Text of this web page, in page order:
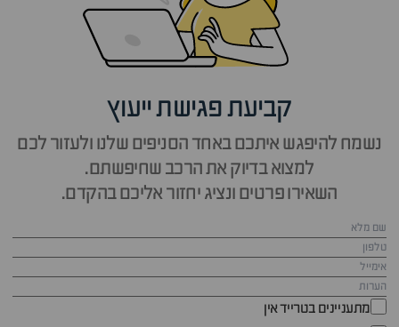
קביעת פגישת ייעוץ
נשמח להיפגש איתכם באחד הסניפים שלנו ולעזור לכם
למצוא בדיוק את הרכב שחיפשתם.
השאירו פרטים ונציג יחזור אליכם בהקדם.
מתעניינים בטרייד אין